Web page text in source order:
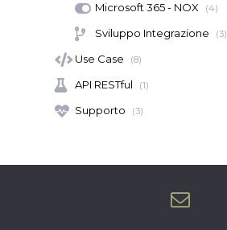
Microsoft 365 - NOX (4)
Sviluppo Integrazione (3)
Use Case (8)
API RESTful (1)
Supporto (3)